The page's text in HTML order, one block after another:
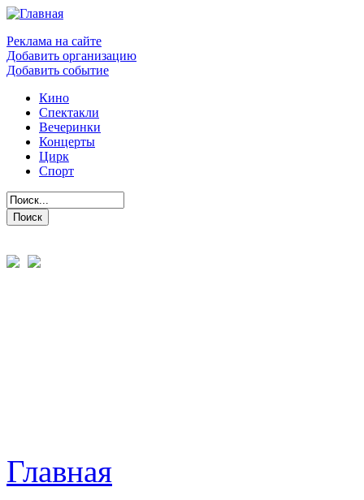
Реклама на сайте
Добавить организацию
Добавить событие
Кино
Спектакли
Вечеринки
Концерты
Цирк
Спорт
Главная